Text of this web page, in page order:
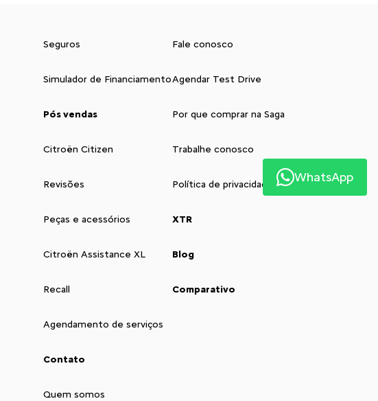
Seguros
Simulador de Financiamento
Pós vendas
Citroën Citizen
Revisões
Peças e acessórios
Citroën Assistance XL
Recall
Agendamento de serviços
Contato
Quem somos
Fale conosco
Agendar Test Drive
Por que comprar na Saga
Trabalhe conosco
Política de privacidade
XTR
Blog
Comparativo
WhatsApp